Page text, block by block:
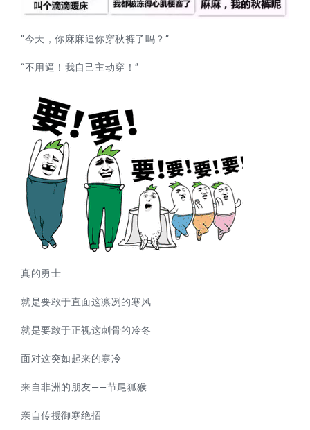
“今天，你麻麻逼你穿秋裤了吗？”
“不用逼！我自己主动穿！”
真的勇士
就是要敢于直面这凛冽的寒风
就是要敢于正视这刺骨的冷冬
面对这突如起来的寒冷
来自非洲的朋友——节尾狐猴
亲自传授御寒绝招